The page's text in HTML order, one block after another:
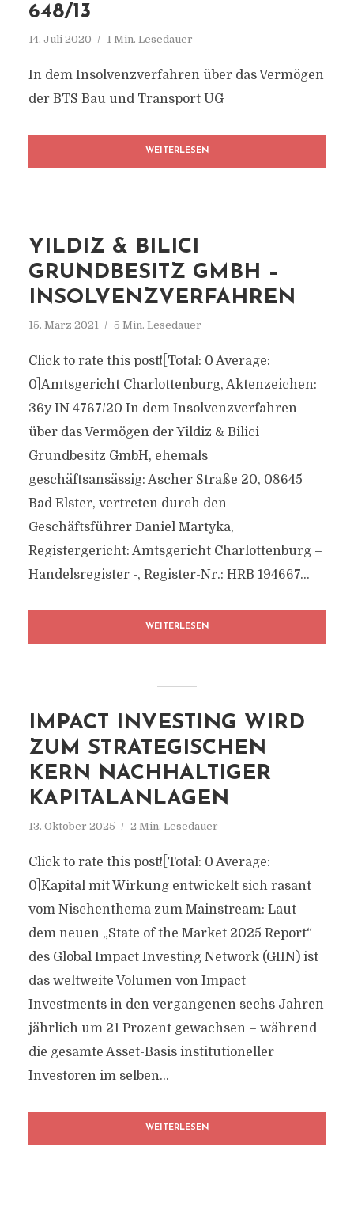
648/13
14. Juli 2020 1 Min. Lesedauer
In dem Insolvenzverfahren über das Vermögen
der BTS Bau und Transport UG
WEITERLESEN
YILDIZ & BILICI
GRUNDBESITZ GMBH –
INSOLVENZVERFAHREN
15. März 2021 5 Min. Lesedauer
Click to rate this post![Total: 0 Average:
0]Amtsgericht Charlottenburg, Aktenzeichen:
36y IN 4767/20 In dem Insolvenzverfahren
über das Vermögen der Yildiz & Bilici
Grundbesitz GmbH, ehemals
geschäftsansässig: Ascher Straße 20, 08645
Bad Elster, vertreten durch den
Geschäftsführer Daniel Martyka,
Registergericht: Amtsgericht Charlottenburg –
Handelsregister -, Register-Nr.: HRB 194667...
WEITERLESEN
IMPACT INVESTING WIRD
ZUM STRATEGISCHEN
KERN NACHHALTIGER
KAPITALANLAGEN
13. Oktober 2025 2 Min. Lesedauer
Click to rate this post![Total: 0 Average:
0]Kapital mit Wirkung entwickelt sich rasant
vom Nischenthema zum Mainstream: Laut
dem neuen „State of the Market 2025 Report“
des Global Impact Investing Network (GIIN) ist
das weltweite Volumen von Impact
Investments in den vergangenen sechs Jahren
jährlich um 21 Prozent gewachsen – während
die gesamte Asset-Basis institutioneller
Investoren im selben...
WEITERLESEN